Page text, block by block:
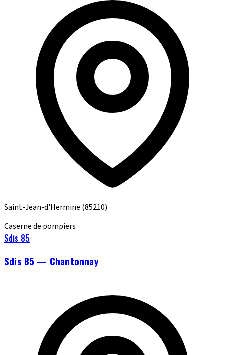
Saint-Jean-d'Hermine (85210)
Caserne de pompiers
Sdis 85
Sdis 85 — Chantonnay